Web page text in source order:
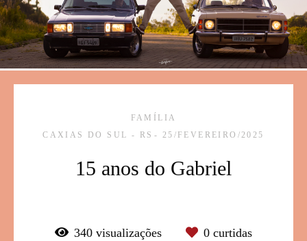
FAMÍLIA
CAXIAS DO SUL - RS
25/FEVEREIRO/2025
15 anos do Gabriel
340 visualizações 0 curtidas